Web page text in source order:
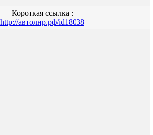
Короткая ссылка :
http://автолнр.рф/id18038